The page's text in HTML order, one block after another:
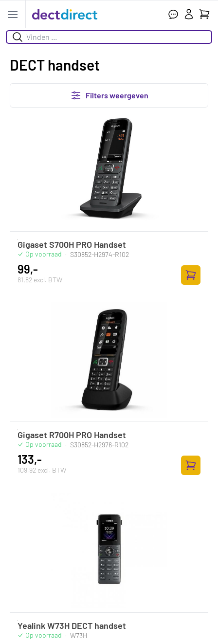
Open menu
Zoeken
DECT handset
Filters weergeven
Gigaset S700H PRO Handset
Op voorraad · S30852-H2974-R102
99,-
81,82 excl. BTW
Gigaset R700H PRO Handset
Op voorraad · S30852-H2976-R102
133,-
109,92 excl. BTW
Yealink W73H DECT handset
Op voorraad · W73H